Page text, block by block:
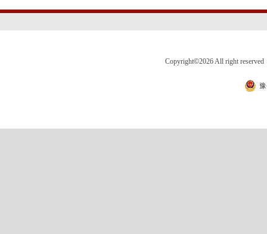
Copyright©2026 All right